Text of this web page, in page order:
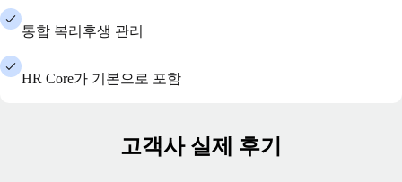
통합 복리후생 관리
HR Core가 기본으로 포함
고객사 실제 후기